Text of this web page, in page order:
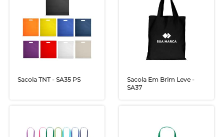
Sacola TNT - SA35 PS
Sacola Em Brim Leve -
SA37